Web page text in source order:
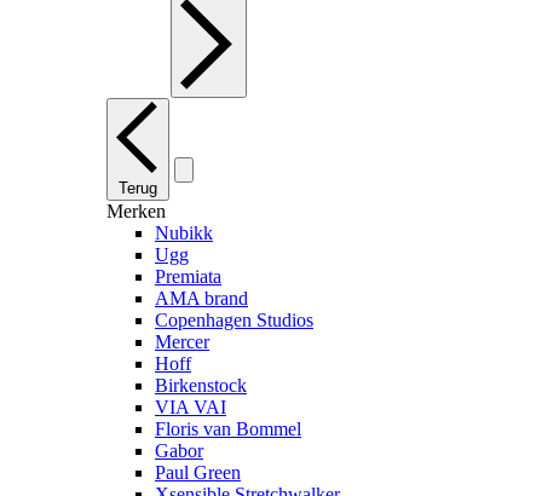
Terug
Merken
Nubikk
Ugg
Premiata
AMA brand
Copenhagen Studios
Mercer
Hoff
Birkenstock
VIA VAI
Floris van Bommel
Gabor
Paul Green